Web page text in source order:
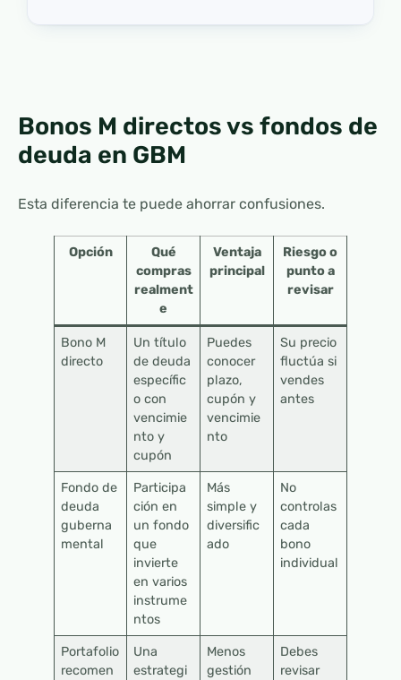
Bonos M directos vs fondos de
deuda en GBM
Esta diferencia te puede ahorrar confusiones.
Opción
Qué
compras
realment
e
Ventaja
principal
Riesgo o
punto a
revisar
Bono M
directo
Un título
de deuda
específic
o con
vencimie
nto y
cupón
Puedes
conocer
plazo,
cupón y
vencimie
nto
Su precio
fluctúa si
vendes
antes
Fondo de
deuda
guberna
mental
Participa
ción en
un fondo
que
invierte
en varios
instrume
ntos
Más
simple y
diversific
ado
No
controlas
cada
bono
individual
Portafolio
recomen
Una
estrategi
Menos
gestión
Debes
revisar